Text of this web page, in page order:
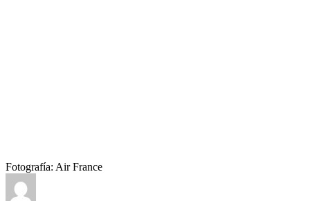
Fotografía: Air France